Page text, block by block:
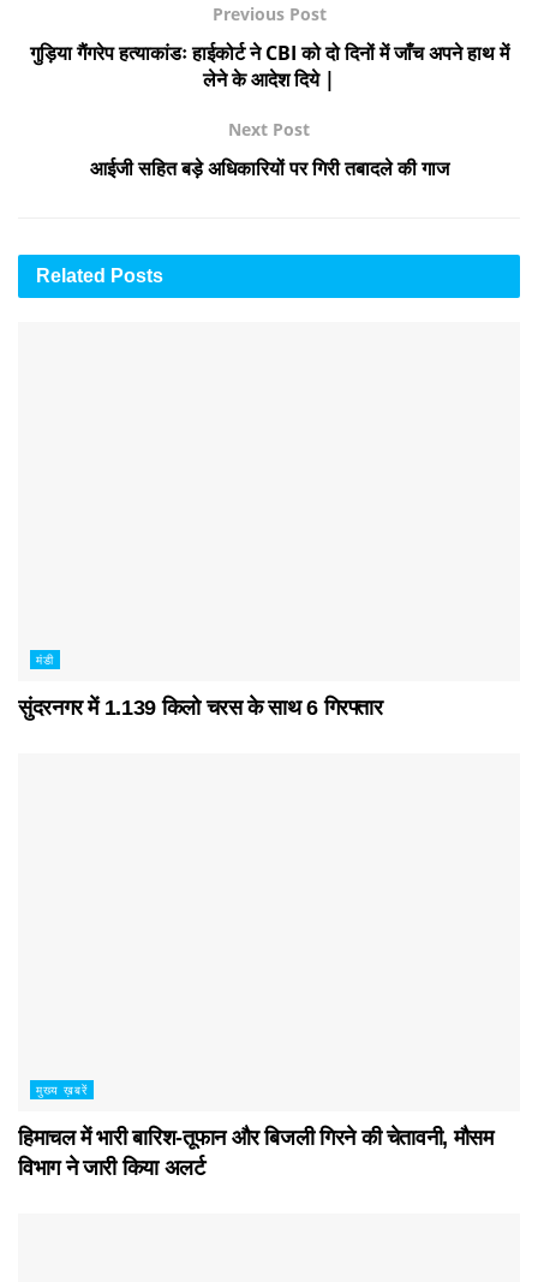
Previous Post
गुड़िया गैंगरेप हत्याकांडः हाईकोर्ट ने CBI को दो दिनों में जाँच अपने हाथ में
लेने के आदेश दिये |
Next Post
आईजी सहित बड़े अधिकारियों पर गिरी तबादले की गाज
Related Posts
मंडी
सुंदरनगर में 1.139 किलो चरस के साथ 6 गिरफ्तार
मुख्य ख़बरें
हिमाचल में भारी बारिश-तूफान और बिजली गिरने की चेतावनी, मौसम
विभाग ने जारी किया अलर्ट